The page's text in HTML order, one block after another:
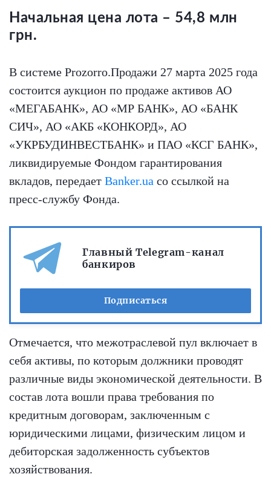
Начальная цена лота – 54,8 млн
грн.
В системе Prozorro.Продажи 27 марта 2025 года
состоится аукцион по продаже активов АО
«МЕГАБАНК», АО «МР БАНК», АО «БАНК
СИЧ», АО «АКБ «КОНКОРД», АО
«УКРБУДИНВЕСТБАНК» и ПАО «КСГ БАНК»,
ликвидируемые Фондом гарантирования
вкладов, передает Banker.ua со ссылкой на
пресс-службу Фонда.
Главный Telegram-канал
банкиров
Подписаться
Отмечается, что межотраслевой пул включает в
себя активы, по которым должники проводят
различные виды экономической деятельности. В
состав лота вошли права требования по
кредитным договорам, заключенным с
юридическими лицами, физическим лицом и
дебиторская задолженность субъектов
хозяйствования.